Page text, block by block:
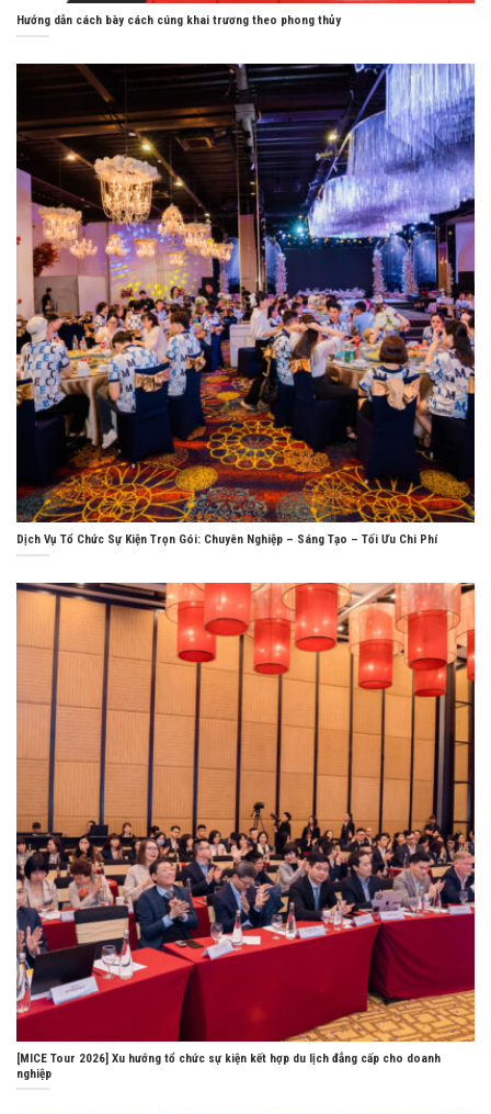
Hướng dẫn cách bày cách cúng khai trương theo phong thủy
Dịch Vụ Tổ Chức Sự Kiện Trọn Gói: Chuyên Nghiệp – Sáng Tạo – Tối Ưu Chi Phí
[MICE Tour 2026] Xu hướng tổ chức sự kiện kết hợp du lịch đẳng cấp cho doanh
nghiệp